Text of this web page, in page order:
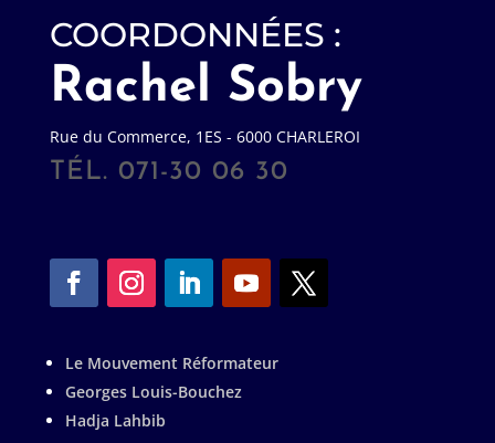
COORDONNÉES :
Rachel Sobry
Rue du Commerce, 1ES - 6000 CHARLEROI
TÉL. 071-30 06 30
Le Mouvement Réformateur
Georges Louis-Bouchez
Hadja Lahbib